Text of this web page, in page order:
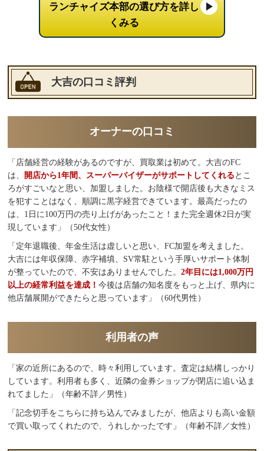
ランチャイズ本部の選び方を詳し
くみる
大吉の口コミ評判
オーナーの口コミ
「店舗経営の経験があるのですが、買取業は初めて。大吉のFC
は、
開店から1年間、スーパーバイザーがサポートしてくれる とこ
ろがすごいなと思い、加盟しました。お陰様で開店後も大きなミス
を犯すことはなく、順調に黒字経営できています。最高だったの
は、1日に100万円の売り上げがあったこと！また完全週休2日が実
現しています」（50代女性）
「定年退職後、年金生活は虚しいと思い、FC加盟を考えました。
大吉には年収保障、赤字補填、SV常駐という手厚いサポート体制
が整っていたので、不安はありませんでした。2年目には1,000万円
以上の経常利益を達成！今後は店舗の知名度をもっと上げ、県内に
他店舗展開ができたらと思っています」（60代男性）
利用者の声
「家の近所にあるので、時々利用しています。査定は結構しっかり
しています。利用者も多く、近隣の金券ショップが閉店に追い込ま
れてました」（年齢不詳／男性）
「記念切手をこちらに持ち込んでみましたが、他店よりも高い金額
で買い取ってくれたので、うれしかったです」（年齢不詳／女性）